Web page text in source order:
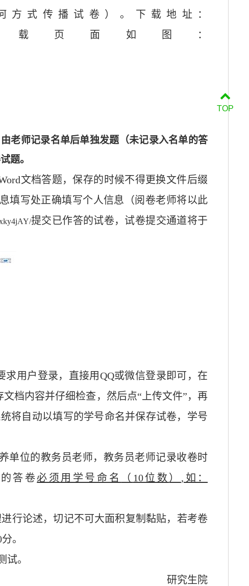
式传播试卷）。下载地址：
页面如图：
老师记录名单后单独发题 （未记录入名单的答
题。
文档答题，保存的时候不得更换文件后缀
填写处正确填写个人信息 （阅卷老师将以此
提交已作答的试卷，试卷提交通道将于
求用户登录，直接用QQ或微信登录即可 ，在
档内容并仔细检查，然后点“上传文件”，再
将自动以填写的学号命名并保存试卷，学号
单位的教务员老师，教务员老师记录收卷时
答卷必须用学号命名 （ 10位数 ） , 如：
行论述，切记不可大面积复制黏贴，若考卷
。
。
研究生院
TOP